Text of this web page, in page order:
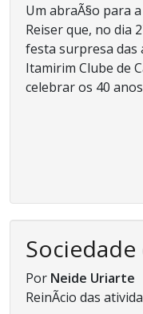
Um abraÃ§o para
Reiser que, no dia
festa surpresa das
Itamirim Clube de
celebrar os 40 anos
Por Neide Uriarte
ReinÃ­cio das